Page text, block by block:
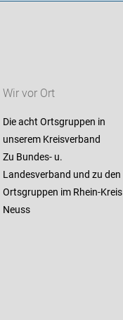
Wir vor Ort
Die acht Ortsgruppen in
unserem Kreisverband
Zu Bundes- u.
Landesverband und zu den
Ortsgruppen im Rhein-Kreis
Neuss